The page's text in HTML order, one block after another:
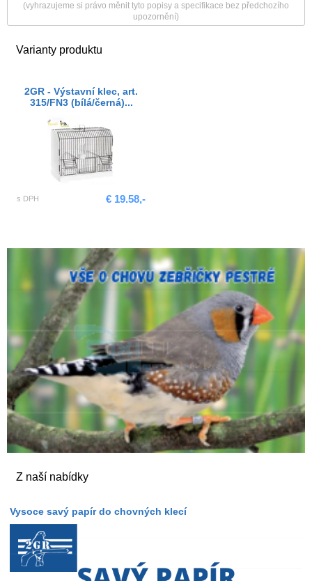
Z naší nabídky
Vysoce savý papír do chovných klecí
(vyhrazujeme si právo měnit tyto popisy a specifikace bez předchozího
upozornění)
Varianty produktu
2GR - Výstavní klec, art.
315/FN3 (bílá/černá)...
s DPH € 19.58,-